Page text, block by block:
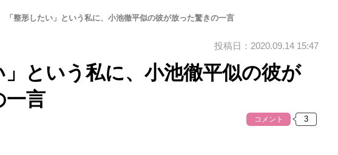
「整形したい」という私に、小池徹平似の彼が放った驚きの一言
投稿日：2020.09.14 15:47
」という私に、小池徹平似の彼が
一言
コメント